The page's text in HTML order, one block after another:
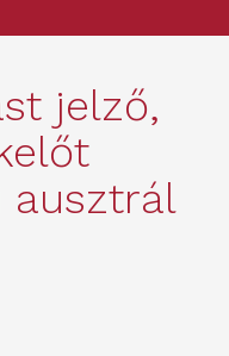
jelző,
ausztrál